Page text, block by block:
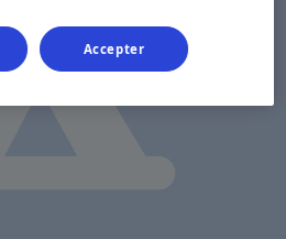
Accepter